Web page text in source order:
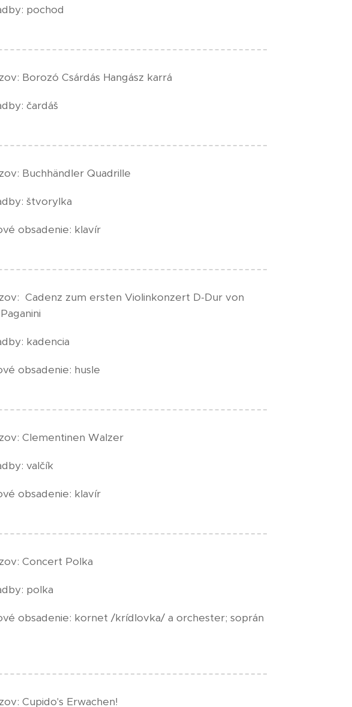
pochod
Borozó Csárdás Hangász karrá
čardáš
Buchhändler Quadrille
štvorylka
obsadenie: klavír
Cadenz zum ersten Violinkonzert D-Dur von
kadencia
obsadenie: husle
Clementinen Walzer
valčík
obsadenie: klavír
Concert Polka
polka
obsadenie: kornet /krídlovka/ a orchester; soprán
Cupido's Erwachen!